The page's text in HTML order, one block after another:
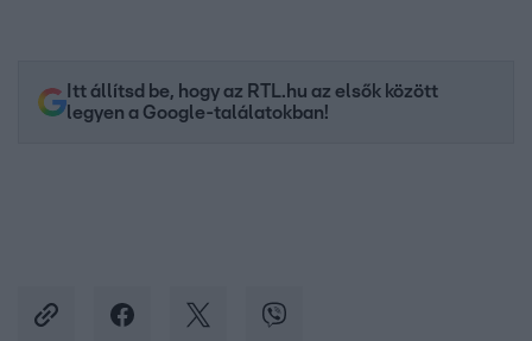
Itt állítsd be, hogy az RTL.hu az elsők között
legyen a Google-találatokban!